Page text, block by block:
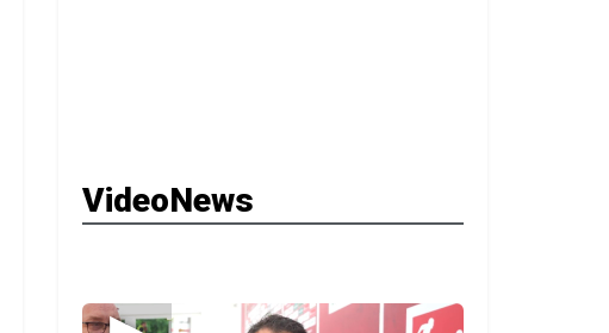
VideoNews